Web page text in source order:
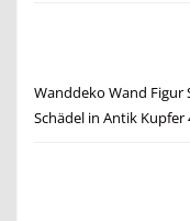
Wanddeko Wand
Schädel in Antik Kupfer